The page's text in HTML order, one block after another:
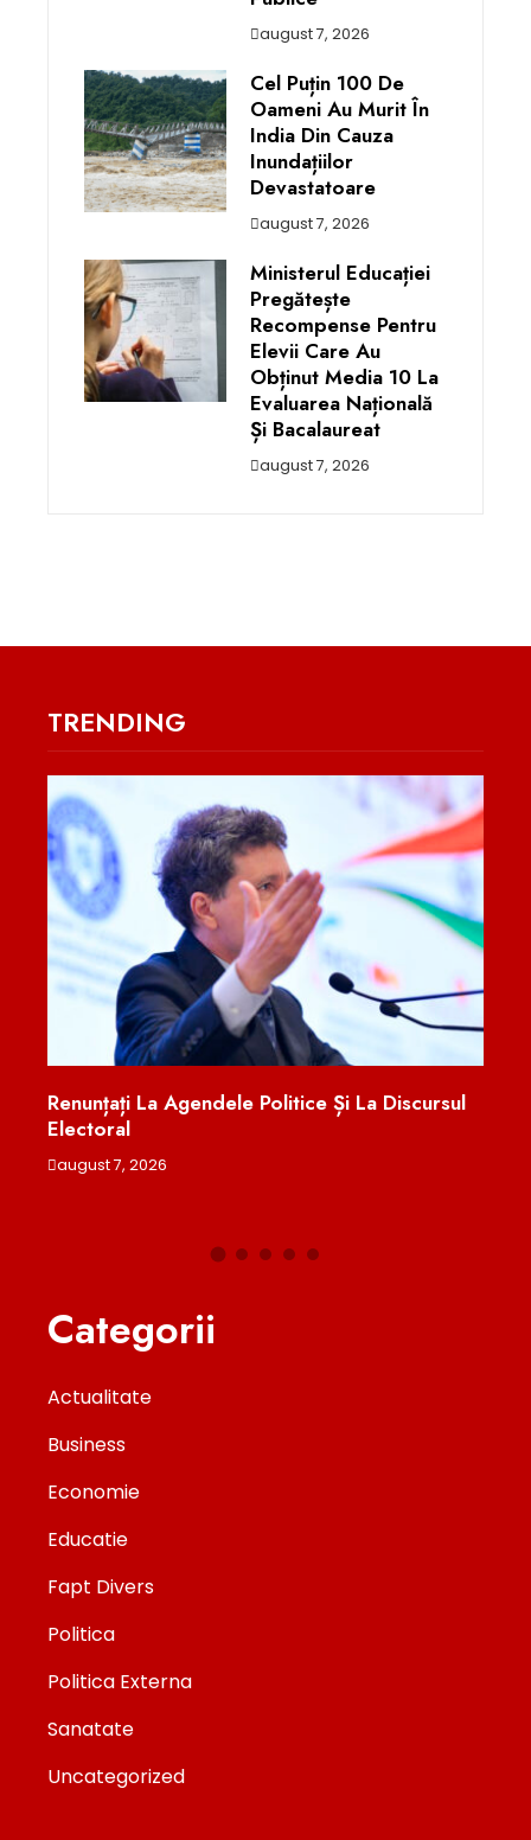
august 7, 2026
Cel Puțin 100 De
Oameni Au Murit În
India Din Cauza
Inundațiilor
Devastatoare
august 7, 2026
Ministerul Educației
Pregătește
Recompense Pentru
Elevii Care Au
Obținut Media 10 La
Evaluarea Națională
Și Bacalaureat
august 7, 2026
TRENDING
Cariile La Copiii Mici Ar Putea Fi Ținute Sub
Control Cu O Substanţă Ieftină Şi Eficientă.
Fără Freză, Fără Injecţii Şi Anestezie
Categorii
Actualitate
Business
Economie
Educatie
Fapt Divers
Politica
Politica Externa
Sanatate
Uncategorized